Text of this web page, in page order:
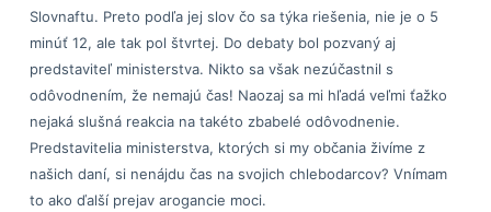
Slovnaftu. Preto podľa jej slov čo sa týka riešenia, nie je o 5
minúť 12, ale tak pol štvrtej. Do debaty bol pozvaný aj
predstaviteľ ministerstva. Nikto sa však nezúčastnil s
odôvodnením, že nemajú čas! Naozaj sa mi hľadá veľmi ťažko
nejaká slušná reakcia na takéto zbabelé odôvodnenie.
Predstavitelia ministerstva, ktorých si my občania živíme z
našich daní, si nenájdu čas na svojich chlebodarcov? Vnímam
to ako ďalší prejav arogancie moci.